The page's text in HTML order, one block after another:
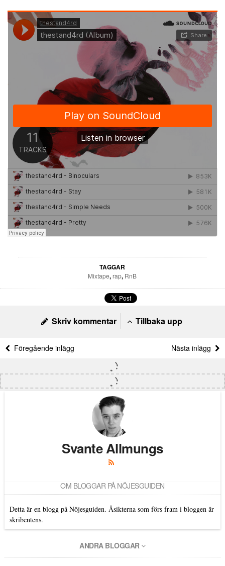
TAGGAR
Mixtape,rap, RnB
Skriv kommentar Tillbaka upp
Föregående inlägg Nästa inlägg
Svante Allmungs
OM BLOGGAR PÅ NÖJESGUIDEN
Detta är en blogg på Nöjesguiden. Åsikterna som förs fram i bloggen är
skribentens.
ANDRA BLOGGAR